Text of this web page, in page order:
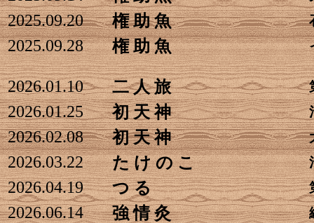
2025.09.20 権 助 魚
2025.09.28 権 助 魚
2026.01.10 二 人 旅
2026.01.25 初 天 神
2026.02.08 初 天 神
2026.03.22 た け の こ
2026.04.19 つ る
2026.06.14 強 情 灸